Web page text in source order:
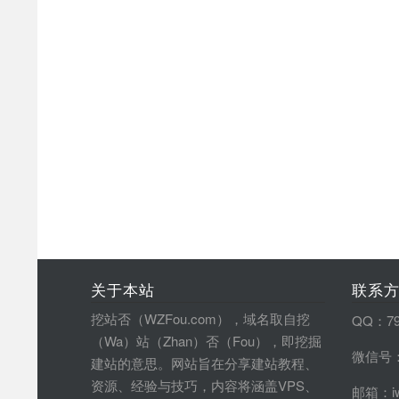
关于本站
挖站否（WZFou.com），域名取自挖
（Wa）站（Zhan）否（Fou），即挖掘
建站的意思。网站旨在分享建站教程、
资源、经验与技巧，内容将涵盖VPS、
联系
QQ：
微信号
邮箱：